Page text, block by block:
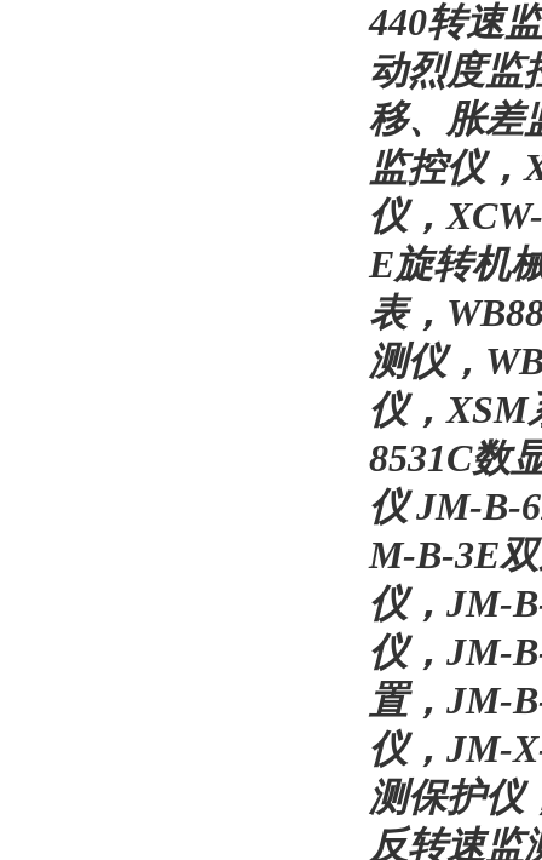
440转速
动烈度监
移、胀差
监控仪，
仪，
E旋转机
表，
测仪，
仪，XSM
8531C数
仪 JM-B-
M-B-3E
仪，JM-
仪，JM-
置，JM-
仪，JM-
测保护仪
反转速监